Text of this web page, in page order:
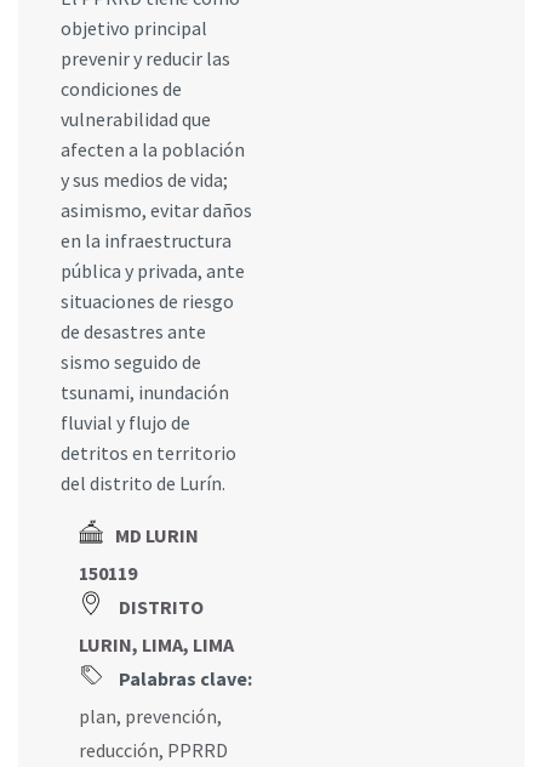
objetivo principal
prevenir y reducir las
condiciones de
vulnerabilidad que
afecten a la población
y sus medios de vida;
asimismo, evitar daños
en la infraestructura
pública y privada, ante
situaciones de riesgo
de desastres ante
sismo seguido de
tsunami, inundación
fluvial y flujo de
detritos en territorio
del distrito de Lurín.
MD LURIN
150119
DISTRITO
LURIN, LIMA, LIMA
Palabras clave:
plan, prevención,
reducción, PPRRD